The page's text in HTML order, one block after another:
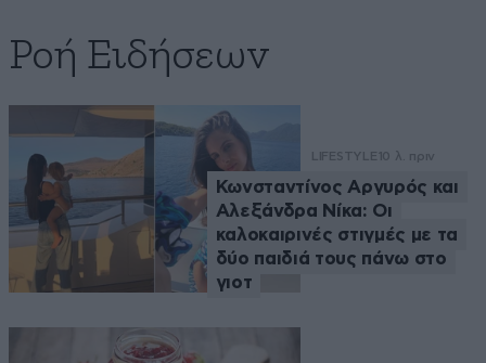
Ροή Ειδήσεων
LIFESTYLE 10 λ. πριν
Κωνσταντίνος Αργυρός και
Αλεξάνδρα Νίκα: Οι
καλοκαιρινές στιγμές με τα
δύο παιδιά τους πάνω στο
γιοτ